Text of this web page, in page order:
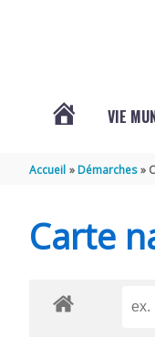
GEMME
VIE
Accueil Démarches
Carte